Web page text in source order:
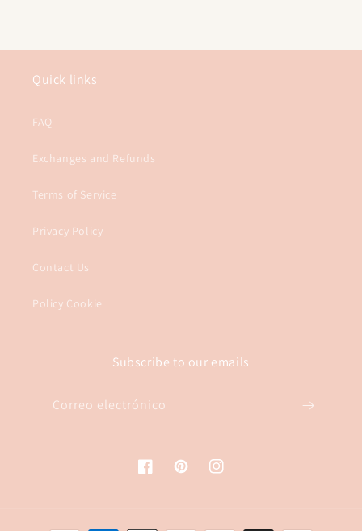
Quick links
FAQ
Exchanges and Refunds
Terms of Service
Privacy Policy
Contact Us
Policy Cookie
Subscribe to our emails
Correo electrónico
FacebookPinterestInstagram